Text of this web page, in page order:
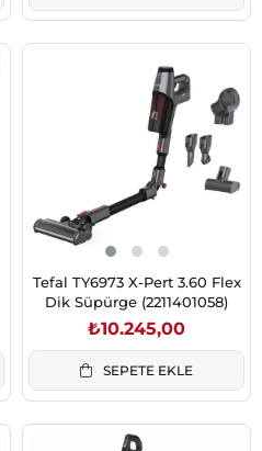
Tefal TY6973 X-Pert 3.60 Flex
Dik Süpürge (2211401058)
₺10.245,00
SEPETE EKLE